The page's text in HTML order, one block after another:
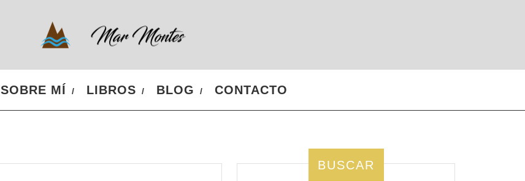
SOBRE MÍ LIBROS BLOG CONTACTO
BUSCAR